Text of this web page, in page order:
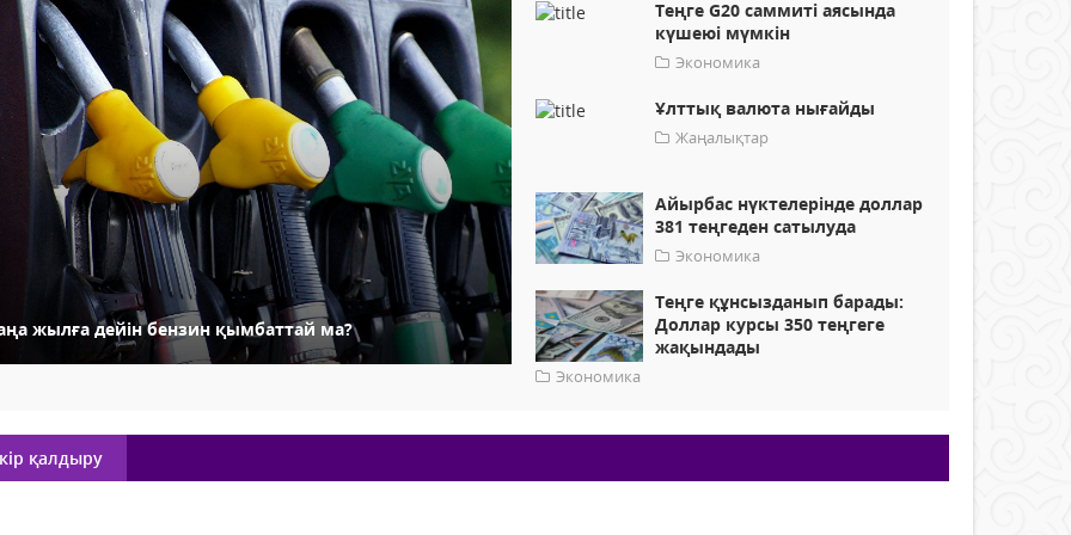
жылға дейін бензин қымбаттай ма?
Теңге G20 саммиті аясында
күшеюі мүмкін
Экономика
Ұлттық валюта нығайды
Жаңалықтар
Айырбас нүктелерінде доллар
381 теңгеден сатылуда
Экономика
Теңге құнсызданып барады:
Доллар курсы 350 теңгеге
жақындады
Экономика
қалдыру